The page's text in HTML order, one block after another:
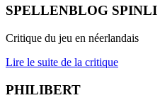
SPELLENBLOG SPINLI
Critique du jeu en néerlandais
Lire le suite de la critique
PHILIBERT